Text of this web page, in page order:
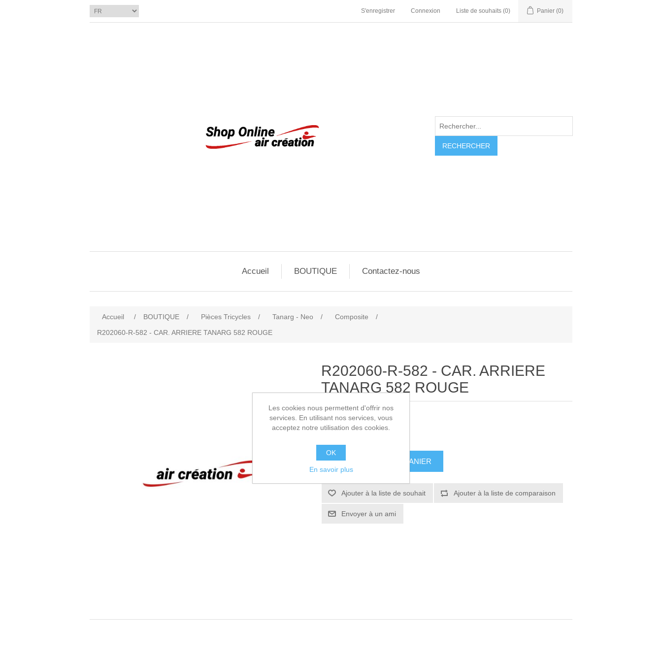
S'enregistrer Connexion Liste de souhaits (0) Panier (0)
RECHERCHER
Accueil BOUTIQUE Contactez-nous
Accueil / BOUTIQUE / Pièces Tricycles / Tanarg - Neo / Composite
/
R202060-R-582 - CAR. ARRIERE TANARG 582 ROUGE
R202060-R-582 - CAR. ARRIERE
TANARG 582 ROUGE
SKU: R202060-R-582
AJOUTER AU PANIER
Ajouter à la liste de souhait Ajouter à la liste de comparaison
Envoyer à un ami
Les cookies nous permettent d'offrir nos
services. En utilisant nos services, vous
acceptez notre utilisation des cookies.
OK
En savoir plus